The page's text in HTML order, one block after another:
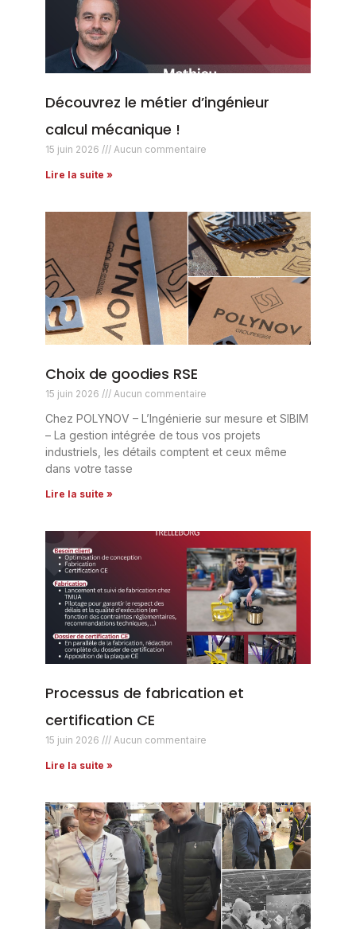
Découvrez le métier d’ingénieur
calcul mécanique !
15 juin 2026 Aucun commentaire
Lire la suite »
Choix de goodies RSE
15 juin 2026 Aucun commentaire
Chez POLYNOV – L’Ingénierie sur mesure et SIBIM
– La gestion intégrée de tous vos projets
industriels, les détails comptent et ceux même
dans votre tasse
Lire la suite »
Processus de fabrication et
certification CE
15 juin 2026 Aucun commentaire
Lire la suite »